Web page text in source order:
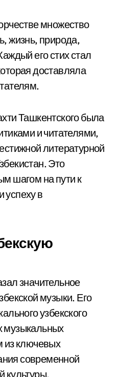
множество
жизнь, природа,
его стих стал
доставляла
Ташкентского была
и читателями,
литературной
Это
шагом на пути к
успеху в
значительное
музыки. Его
узбекского
музыкальных
из ключевых
современной
культуры.